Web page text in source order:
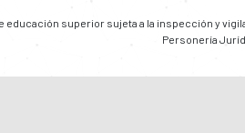
educación superior sujeta a la inspección y
Personería